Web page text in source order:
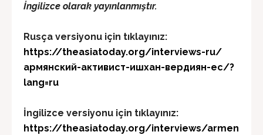
İngilizce olarak yayınlanmıştır.
Rusça versiyonu için tıklayınız:
https://theasiatoday.org/interviews-ru/
армянский-активист-ишхан-вердиян-ес/?
lang=ru
İngilizce versiyonu için tıklayınız:
https://theasiatoday.org/interviews/armen